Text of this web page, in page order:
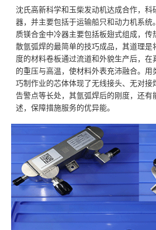
沈氏高新科学和玉柴发动机达成合作，科
器，并主要包括于运输船只和动力机系统
质镁合金中冷器主要包括板翅式组成，传
散氩弧焊的最简单的技巧成品，其道理是
度的材料卷板通过流道和外貌生产后，
的重压与高温，使材料外表充沛融合。用
巧制作业的芯体体现了无线接头、无对接
告警点等长处，其氩弧焊后的刚度，还有
述，保障措施服务的优异能。